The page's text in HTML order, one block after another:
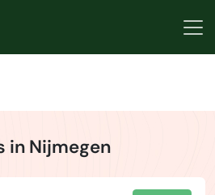
in Nijmegen